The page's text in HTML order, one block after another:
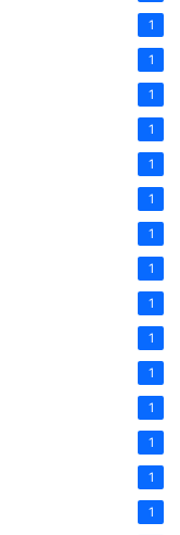
1
1
1
1
1
1
1
1
1
1
1
1
1
1
1